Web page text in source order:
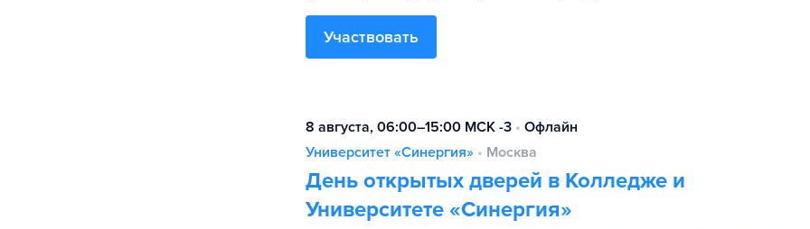
Участвовать
8 августа, 06:00–15:00 МСК -3 • Офлайн
Университет «Синергия» • Москва
День открытых дверей в Колледже и
Университете «Синергия»